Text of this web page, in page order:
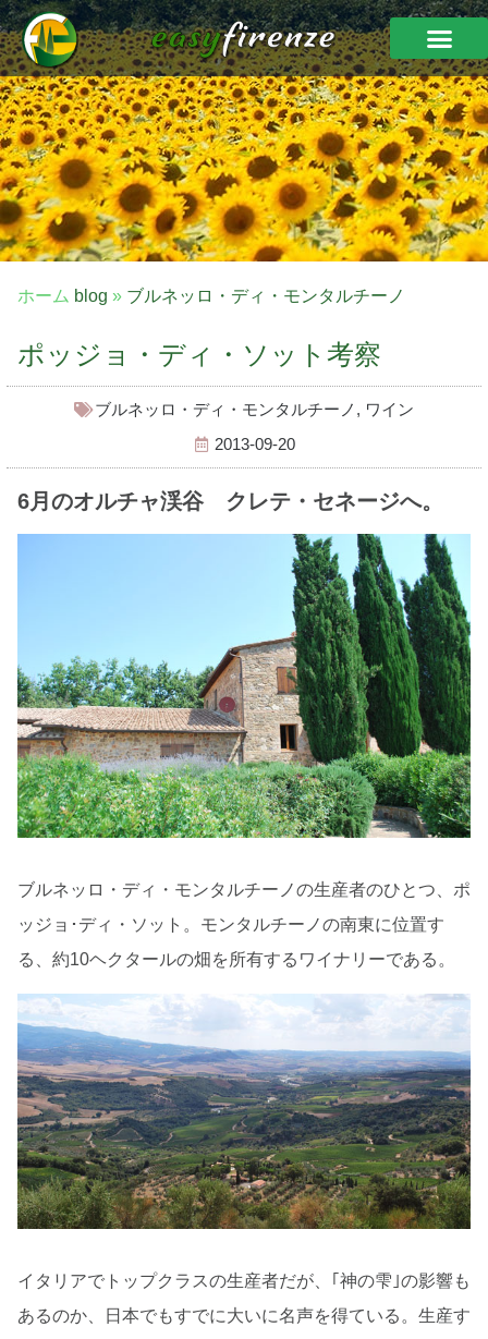
ホーム blog » ブルネッロ・ディ・モンタルチーノ
ポッジョ・ディ・ソット考察
ブルネッロ・ディ・モンタルチーノ , ワイン
2013-09-20
6月のオルチャ渓谷 クレテ・セネージへ。
ブルネッロ・ディ・モンタルチーノの生産者のひとつ、ポ
ッジョ･ディ・ソット。モンタルチーノの南東に位置す
る、約10ヘクタールの畑を所有するワイナリーである。
イタリアでトップクラスの生産者だが、｢神の雫｣の影響も
あるのか、日本でもすでに大いに名声を得ている。生産す